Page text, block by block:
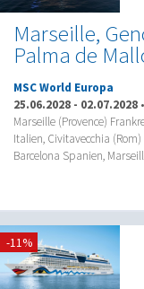
Marseille,
Palma de
MSC World Europa
25.06.2028 - 02.07.2028 •
Marseille (Provence)
Italien, Civitavecchia
Barcelona Spanien,
-11%